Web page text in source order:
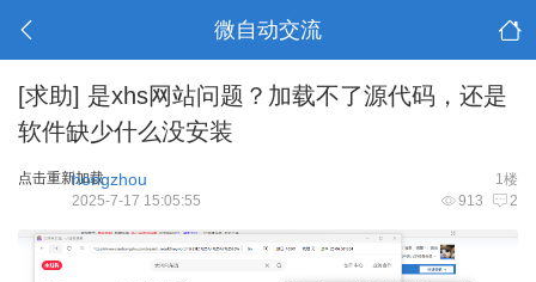
微自动交流
[求助] 是xhs网站问题？加载不了源代码，还是
软件缺少什么没安装
点击重新加载 1楼
hongzhou
913 2
2025-7-17 15:05:55